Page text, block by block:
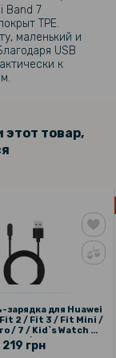
часов
Film для Xiaomi
Band 7
TPE.
маленький и
USB
к
этот товар,
зарядка для Huawei
2 / Fit 3 / Fit Mini /
/ 7 / Kid`s Watch 4X
6 / Watch ES, 1м
219 грн